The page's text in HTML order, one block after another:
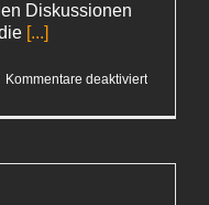
Diskussionen
[...]
Kommentare deaktiviertfür